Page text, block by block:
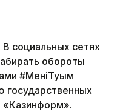
сетях
обороты
#МеніңТуым